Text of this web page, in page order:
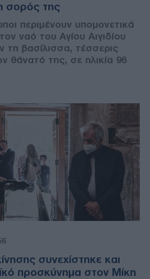
σορός της
περιμένουν υπομονετικά
ναό του Αγίου Αιγιδίου
τη βασίλισσα, τέσσερις
θάνατό της, σε ηλικία 96
συνεχίστηκε και
προσκύνημα στον Μίκη